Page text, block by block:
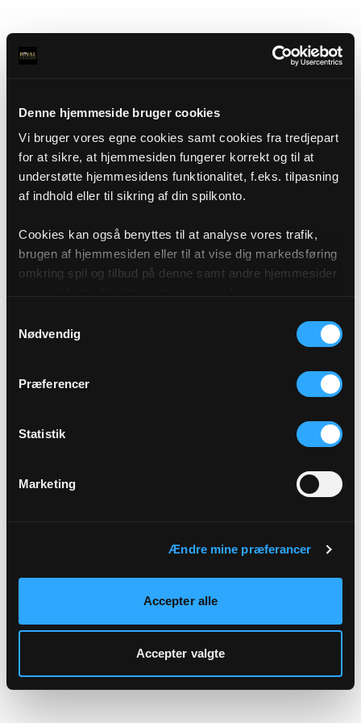
Denne hjemmeside bruger cookies
Vi bruger vores egne cookies samt cookies fra tredjepart
for at sikre, at hjemmesiden fungerer korrekt og til at
understøtte hjemmesidens funktionalitet, f.eks. tilpasning
af indhold eller til sikring af din spilkonto.
Cookies kan også benyttes til at analyse vores trafik,
brugen af hjemmesiden eller til at vise dig markedsføring
omkring spil og tilbud på denne samt andre hjemmesider
af cookies under "Detaljer" eller ved at klikke videre til
vores Cookiepolitik, som du finder i bunden af vores
Nødvendig
Præferencer
Statistik
Marketing
Ændre mine præferancer
Accepter alle
Accepter valgte